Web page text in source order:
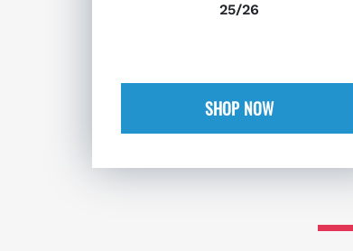
25/26
SHOP NOW